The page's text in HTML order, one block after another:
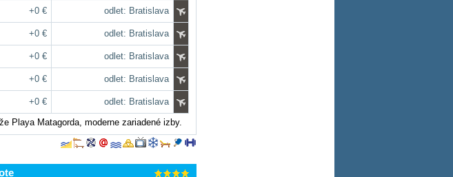
+0 € odlet: Bratislava
+0 € odlet: Bratislava
+0 € odlet: Bratislava
+0 € odlet: Bratislava
+0 €
odlet: Bratislava
Playa Matagorda, moderne zariadené izby.